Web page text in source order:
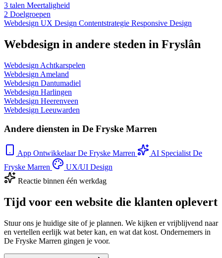
3 talen Meertaligheid
2 Doelgroepen
Webdesign UX Design Contentstrategie Responsive Design
Webdesign in andere steden in Fryslân
Webdesign Achtkarspelen
Webdesign Ameland
Webdesign Dantumadiel
Webdesign Harlingen
Webdesign Heerenveen
Webdesign Leeuwarden
Andere diensten in De Fryske Marren
App Ontwikkelaar De Fryske Marren
AI Specialist De
Fryske Marren
UX/UI Design
Reactie binnen één werkdag
Tijd voor een website die klanten oplevert
Stuur ons je huidige site of je plannen. We kijken er vrijblijvend naar
en vertellen eerlijk wat beter kan, en wat dat kost. Ondernemers in
De Fryske Marren gingen je voor.